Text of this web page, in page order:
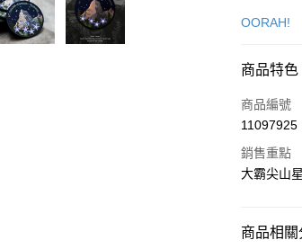
信用卡一
合作金
華南商
上海商
國泰世
聯邦商
超商取貨
LINE Pay
Apple Pay
OORAH!
商品特色
商品編號
11097925
銷售重點
大霸尖山
商品相關